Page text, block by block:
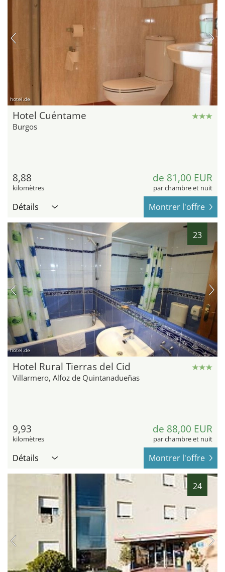
hotel.de
Hotel Cuéntame
Burgos
8,88
kilomètres
de 81,00 EUR
par chambre et nuit
Détails Montrer l'offre
23
hotel.de
Hotel Rural Tierras del Cid
Villarmero, Alfoz de Quintanadueñas
9,93
kilomètres
de 88,00 EUR
par chambre et nuit
Détails Montrer l'offre
24